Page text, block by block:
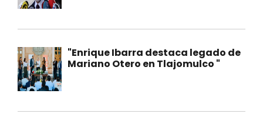
"Enrique Ibarra destaca legado de
Mariano Otero en Tlajomulco "